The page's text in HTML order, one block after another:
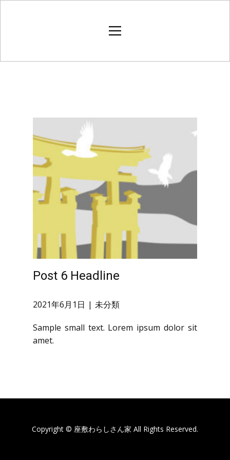
Post 6 Headline
2021年6月1日 未分類
Sample small text. Lorem ipsum dolor sit
amet.
Copyright © 座敷わらしさん家 All Rights Reserved.